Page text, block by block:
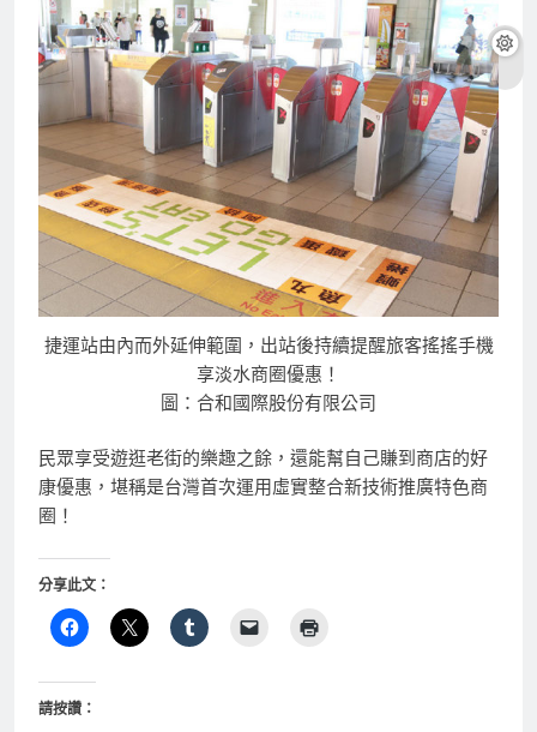
捷運站由內而外延伸範圍，出站後持續提醒旅客搖搖手機
享淡水商圈優惠！
圖：合和國際股份有限公司
民眾享受遊逛老街的樂趣之餘，還能幫自己賺到商店的好
康優惠，堪稱是台灣首次運用虛實整合新技術推廣特色商
圈！
分享此文：
請按讚：